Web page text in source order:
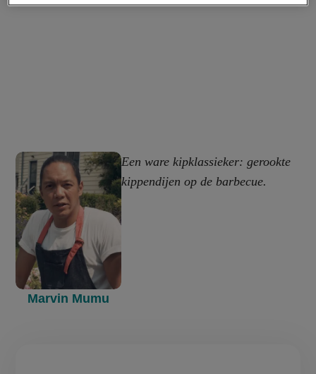
Marvin Mumu
Een ware kipklassieker: gerookte
kippendijen op de barbecue.